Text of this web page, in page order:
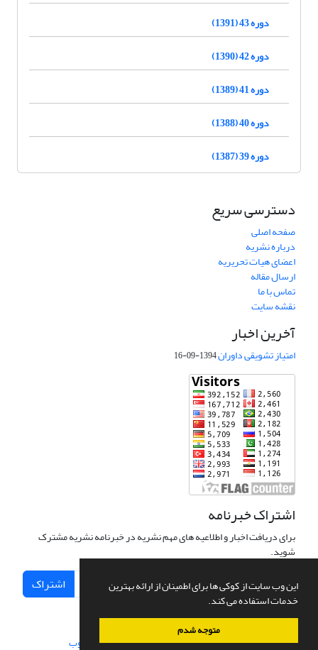
این وب سایت از کوکی ها برای اطمینان از ارائه بهترین
خدمات استفاده می کند.
متوجه شدم
دوره 43 (1391)
دوره 42 (1390)
دوره 41 (1389)
دوره 40 (1388)
دوره 39 (1387)
دسترسی سریع
صفحه اصلی
درباره نشریه
اعضای هیات تحریریه
ارسال مقاله
تماس با ما
نقشه سایت
آخرین اخبار
امتیاز تشویقی داوران1394-09-16
اشتراک خبرنامه
برای دریافت اخبار و اطلاعیه های مهم نشریه در خبرنامه نشریه مشترک
شوید.
اشتراک
سامانه مدیریت نشریات علمی.طراحی و پیاده سازی از سیناوب